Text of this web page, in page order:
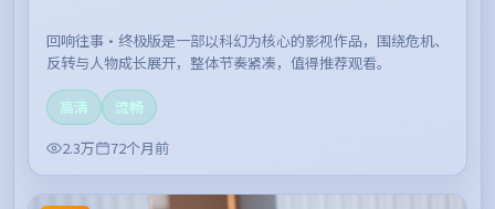
回响往事·终极版是一部以科幻为核心的影视作品，围绕危机、
反转与人物成长展开，整体节奏紧凑，值得推荐观看。
高清
流畅
2.3万
72个月前